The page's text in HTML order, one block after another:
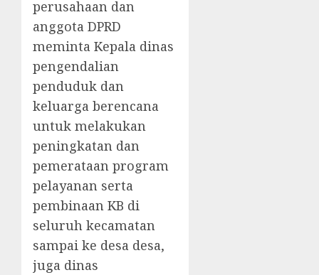
perusahaan dan
anggota DPRD
meminta Kepala dinas
pengendalian
penduduk dan
keluarga berencana
untuk melakukan
peningkatan dan
pemerataan program
pelayanan serta
pembinaan KB di
seluruh kecamatan
sampai ke desa desa,
juga dinas